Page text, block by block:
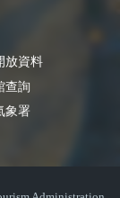
放資料
查詢
象署